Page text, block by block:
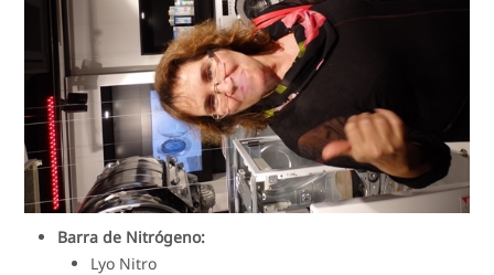
Barra de Nitrógeno:
Lyo Nitro